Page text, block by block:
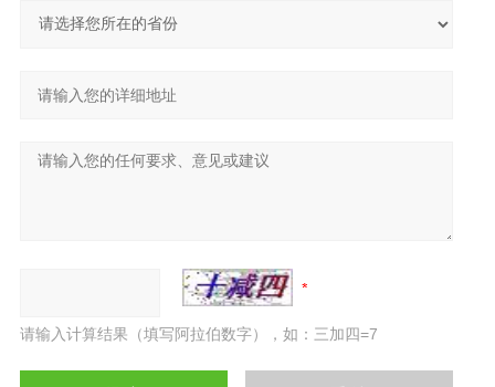
请输入计算结果（填写阿拉伯数字），如：三加四=7